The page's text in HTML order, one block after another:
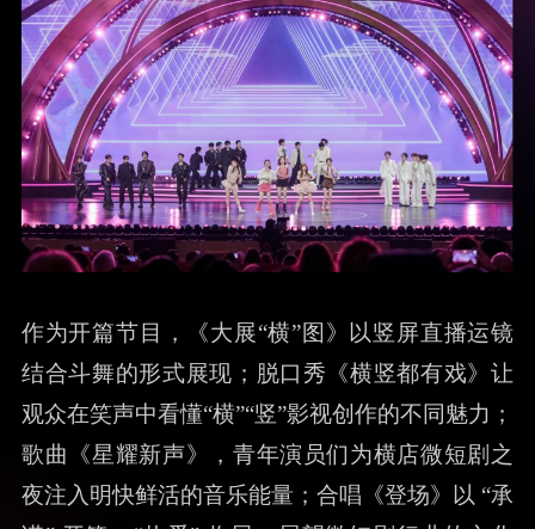
作为开篇节目，《大展“横”图》以竖屏直播运镜
结合斗舞的形式展现；脱口秀《横竖都有戏》让
观众在笑声中看懂“横”“竖”影视创作的不同魅力；
歌曲《星耀新声》，青年演员们为横店微短剧之
夜注入明快鲜活的音乐能量；合唱《登场》以 “承